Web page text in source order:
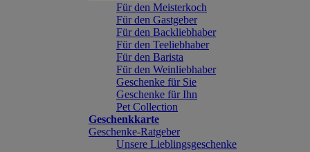
Für den Meisterkoch
Für den Gastgeber
Für den Backliebhaber
Für den Teeliebhaber
Für den Barista
Für den Weinliebhaber
Geschenke für Sie
Geschenke für Ihn
Pet Collection
Geschenkkarte
Geschenke-Ratgeber
Unsere Lieblingsgeschenke